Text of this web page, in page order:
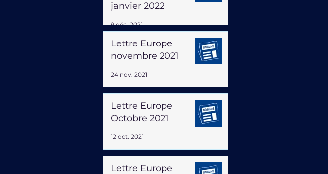
janvier 2022
9 déc. 2021
Lettre Europe
novembre 2021
24 nov. 2021
Lettre Europe
Octobre 2021
12 oct. 2021
Lettre Europe